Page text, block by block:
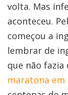
volta. Mas
aconteceu.
começou a
lembrar de
que não fazia
maratona em